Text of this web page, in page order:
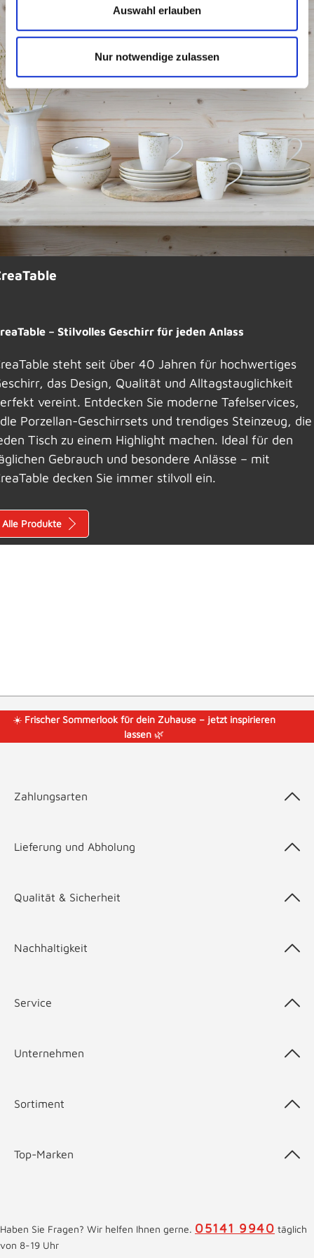
Auswahl erlauben
Nur notwendige zulassen
– Stilvolles Geschirr für jeden Anlass
steht seit über 40 Jahren für hochwertiges
das Design, Qualität und Alltagstauglichkeit
vereint. Entdecken Sie moderne Tafelservices,
Porzellan-Geschirrsets und trendiges Steinzeug, die
Tisch zu einem Highlight machen. Ideal für den
Gebrauch und besondere Anlässe – mit
decken Sie immer stilvoll ein.
Alle Produkte
☀️ Frischer Sommerlook für dein Zuhause – jetzt inspirieren
lassen🌿
Zahlungsarten
Lieferung und Abholung
Qualität & Sicherheit
Nachhaltigkeit
Service
Unternehmen
Sortiment
Top-Marken
Haben Sie Fragen? Wir helfen Ihnen gerne. 05141 9940 täglich
von 8-19 Uhr